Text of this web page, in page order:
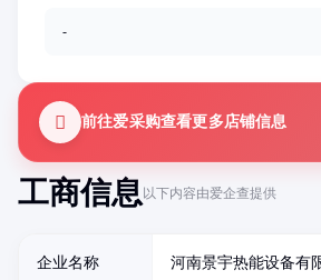
工商信息以下内容由爱企查提供
企业名称 河南景宇热能设备有
-
前往爱采购查看更多店铺信息